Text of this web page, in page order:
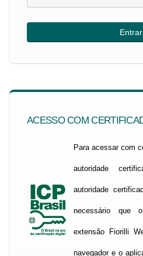
ACESSO COM
Para acessar com
autoridade
autoridade
necessário que
extensão Fiorilli
navegador e o